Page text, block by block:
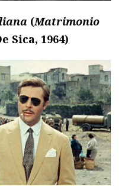
(Matrimonio
Sica, 1964)